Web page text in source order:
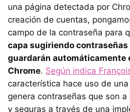
una página detectada por
creación de cuentas,
campo de la contraseña para
capa sugiriendo contraseñas
guardarán automáticamente
Chrome. Según indica
característica hace uso de
genera contraseñas que son
y seguras a través de una